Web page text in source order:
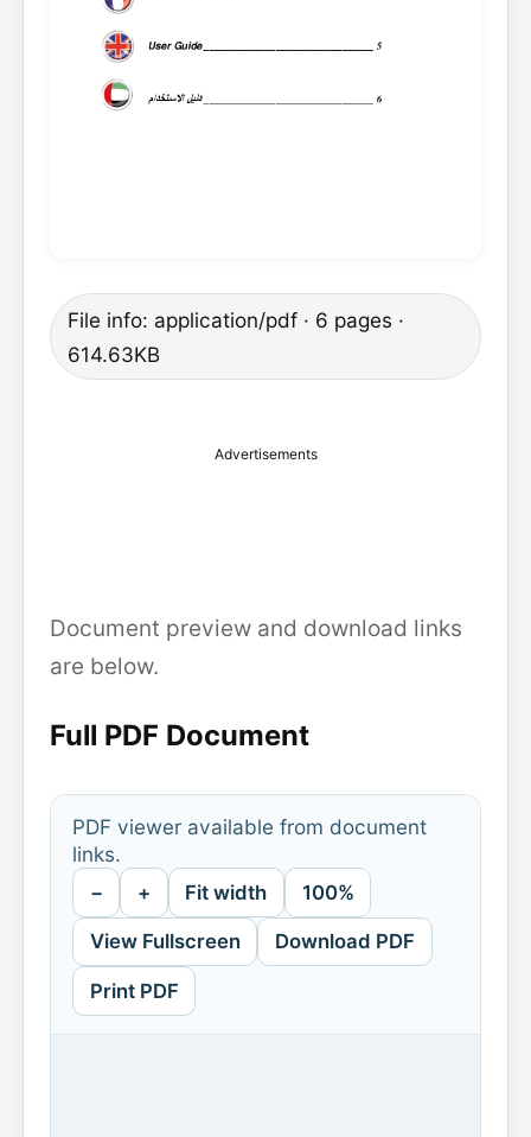
File info: application/pdf · 6 pages ·
614.63KB
Advertisements
Document preview and download links
are below.
Full PDF Document
PDF viewer available from document
links.
− + Fit width 100%
View Fullscreen Download PDF
Print PDF